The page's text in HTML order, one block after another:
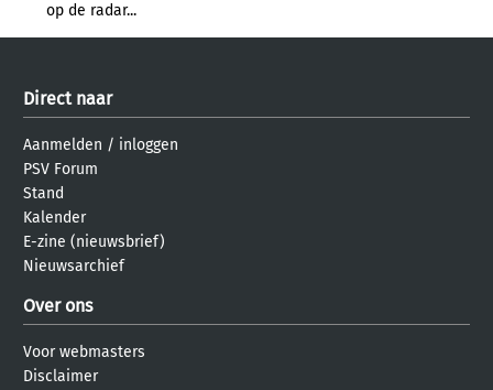
op de radar...
Direct naar
Aanmelden / inloggen
PSV Forum
Stand
Kalender
E-zine (nieuwsbrief)
Nieuwsarchief
Over ons
Voor webmasters
Disclaimer